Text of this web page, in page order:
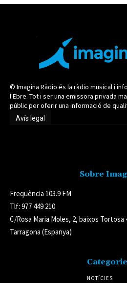
© Imagina Ràdio és la ràdio musical i
l'Ebre. Tot i ser una emissora privada
públic per oferir una informació de
Avís legal
Sobre
Freqüència 103.9 FM
Tlf: 977 449 210
C/Rosa Maria Moles, 2, baixos Tortosa
Tarragona (Espanya)
NOTÍCIES